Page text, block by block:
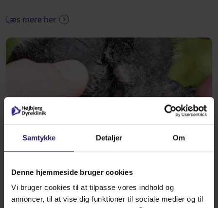
Samtykke Detaljer Om
Denne hjemmeside bruger cookies
Vi bruger cookies til at tilpasse vores indhold og
annoncer, til at vise dig funktioner til sociale medier og til
Læs mere her
Av min pote!
Det er jo ikke nogen nyhed at vores kære firbenede er mere